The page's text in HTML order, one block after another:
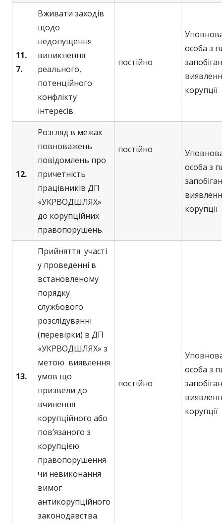
11.
7.
Вживати заходів
щодо
недопущення
виникнення
реального,
потенційного
конфлікту
інтересів.
постійно
особа з
корупції
12.
Розгляд в межах
повноважень
повідомлень про
причетність
працівників ДП
«УКРВОДШЛЯХ»
до корупційних
правопорушень.
постійно
особа з
корупції
13.
Прийняття участі
у проведенні в
встановленому
порядку
службового
розслідуванні
(перевірки) в ДП
«УКРВОДШЛЯХ» з
метою виявлення
умов що
призвели до
вчинення
корупційного або
пов’язаного з
корупцією
правопорушення
чи невиконання
вимог
антикорупційного
законодавства.
постійно
особа з
корупції